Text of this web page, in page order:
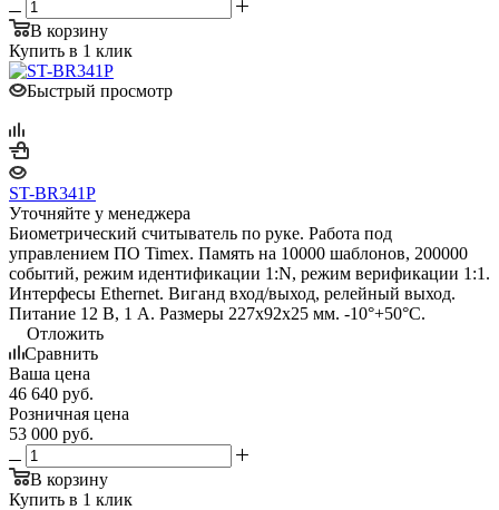
В корзину
Купить в 1 клик
Быстрый просмотр
ST-BR341P
Уточняйте у менеджера
Биометрический считыватель по руке. Работа под
управлением ПО Timex. Память на 10000 шаблонов, 200000
событий, режим идентификации 1:N, режим верификации 1:1.
Интерфесы Ethernet. Виганд вход/выход, релейный выход.
Питание 12 В, 1 А. Размеры 227х92х25 мм. -10°+50°С.
Отложить
Сравнить
Ваша цена
46 640 руб.
Розничная цена
53 000 руб.
В корзину
Купить в 1 клик